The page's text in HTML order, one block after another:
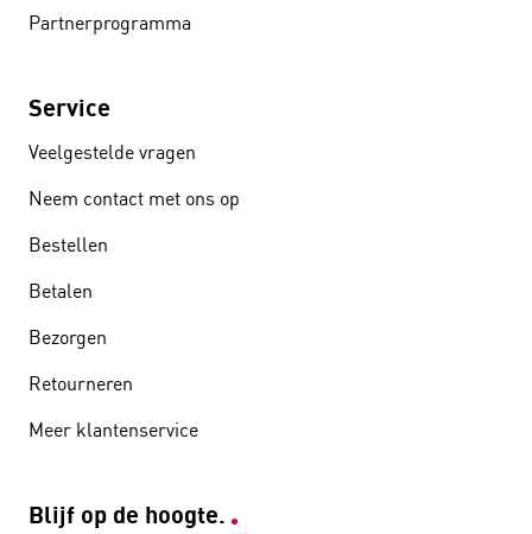
Partnerprogramma
Service
Veelgestelde vragen
Neem contact met ons op
Bestellen
Betalen
Bezorgen
Retourneren
Meer klantenservice
Blijf op de hoogte.